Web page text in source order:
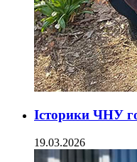
Історики ЧНУ
19.03.2026